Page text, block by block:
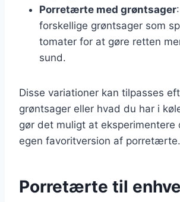
Porretærte med grøntsager
forskellige grøntsager som
tomater for at gøre retten
sund.
Disse variationer kan tilpasses
grøntsager eller hvad du har i
gør det muligt at eksperimentere
egen favoritversion af porretærte.
Porretærte til